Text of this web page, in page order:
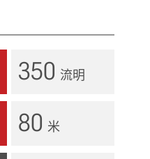
350 流明
80 米